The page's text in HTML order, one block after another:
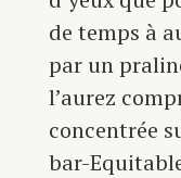
de temps à
par un
l’aurez
concentrée
bar-